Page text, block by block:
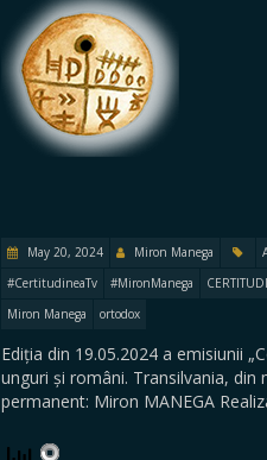
May 20, 2024 Miron Manega
#CertitudineaTv
#MironManega
Miron Manega
ortodox
Ediția din 19.05.2024 a emisiunii
unguri și români. Transilvania, din
permanent: Miron MANEGA